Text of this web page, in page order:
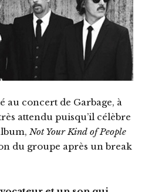
au concert de Garbage, à
attendu puisqu’il célèbre
Not Your Kind of People
du groupe après un break